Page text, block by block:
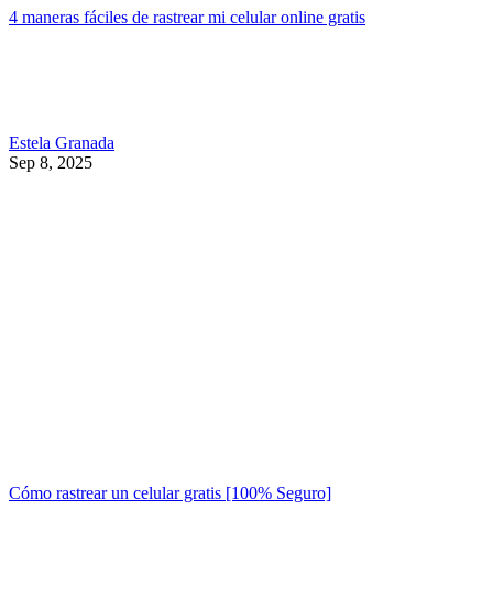
4 maneras fáciles de rastrear mi celular online gratis
Estela Granada
Sep 8, 2025
Cómo rastrear un celular gratis [100% Seguro]